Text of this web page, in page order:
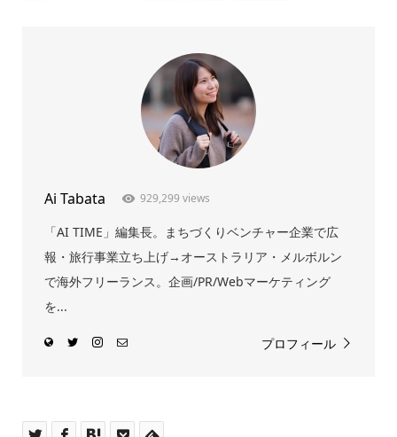
Ai Tabata 929,299 views
「AI TIME」編集長。まちづくりベンチャー企業で広
報・旅行事業立ち上げ→オーストラリア・メルボルン
で海外フリーランス。企画/PR/Webマーケティング
を...
プロフィール